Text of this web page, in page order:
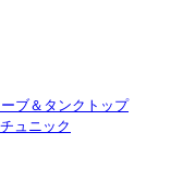
ーブ＆タンクトップ
ュニック